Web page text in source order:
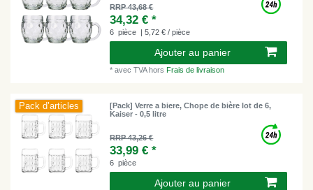
RRP 43,68 €
34,32 € *
6 pièce | 5,72 € / pièce
Ajouter au panier
*avec TVAhorsFrais de livraison
Pack d’articles
[Pack] Verre a biere, Chope de bière lot de 6,
Kaiser - 0,5 litre
RRP 43,26 €
33,99 € *
6 pièce
Ajouter au panier